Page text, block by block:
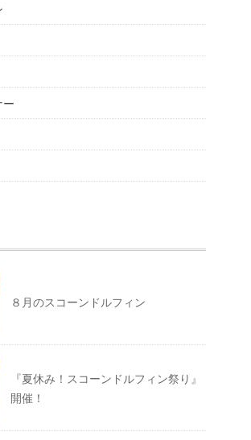
８月のスコーンドルフィン
『夏休み！スコーンドルフィン祭り』
開催！